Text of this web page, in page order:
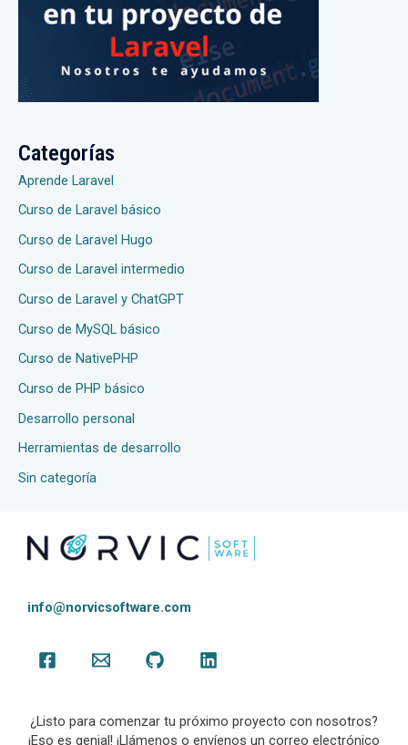
Categorías
Aprende Laravel
Curso de Laravel básico
Curso de Laravel Hugo
Curso de Laravel intermedio
Curso de Laravel y ChatGPT
Curso de MySQL básico
Curso de NativePHP
Curso de PHP básico
Desarrollo personal
Herramientas de desarrollo
Sin categoría
info@norvicsoftware.com
¿Listo para comenzar tu próximo proyecto con nosotros?
¡Eso es genial! ¡Llámenos o envíenos un correo electrónico